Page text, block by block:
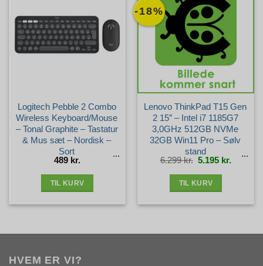
Logitech Pebble 2 Combo
Wireless Keyboard/Mouse
– Tonal Graphite – Tastatur
& Mus sæt – Nordisk –
Sort
489 kr.
TIL KURV
-18%
Lenovo ThinkPad T15 Gen
2 15″ – Intel i7 1185G7
3,0GHz 512GB NVMe
32GB Win11 Pro – Sølv
stand
6.299kr. Den
oprindelige
pris
5.195 kr. Den
aktuelle
pris
TIL KURV
HVEM ER VI?